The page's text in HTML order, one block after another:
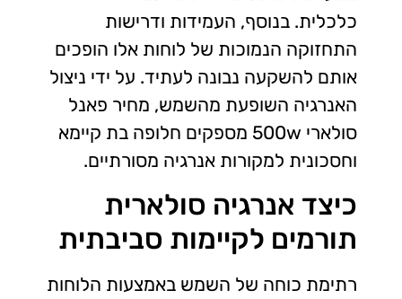
כלכלית. בנוסף, העמידות ודרישות
התחזוקה הנמוכות של לוחות אלו הופכים
אותם להשקעה נבונה לעתיד. על ידי ניצול
האנרגיה השופעת מהשמש, מחיר פאנל
סולארי 500w מספקים חלופה בת קיימא
וחסכונית למקורות אנרגיה מסורתיים.
כיצד אנרגיה סולארית
תורמים לקיימות סביבתית
רתימת כוחה של השמש באמצעות הלוחות